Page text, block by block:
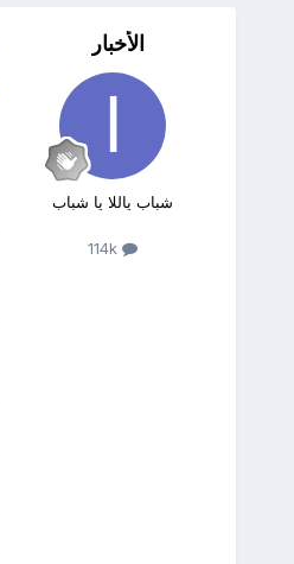
الأخبار
شباب ياللا يا شباب
114k